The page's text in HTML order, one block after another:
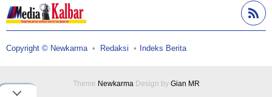
Copyright © Newkarma Redaksi Indeks Berita
Theme NewkarmaDesign by Gian MR